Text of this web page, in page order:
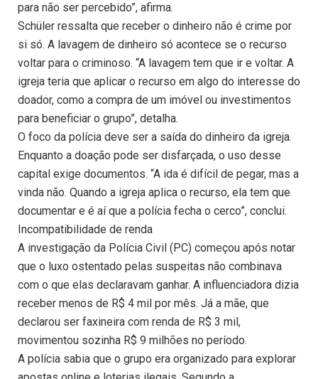
para não ser percebido”, afirma.
Schüler ressalta que receber o dinheiro não é crime por
si só. A lavagem de dinheiro só acontece se o recurso
voltar para o criminoso. “A lavagem tem que ir e voltar. A
igreja teria que aplicar o recurso em algo do interesse do
doador, como a compra de um imóvel ou investimentos
para beneficiar o grupo”, detalha.
O foco da polícia deve ser a saída do dinheiro da igreja.
Enquanto a doação pode ser disfarçada, o uso desse
capital exige documentos. “A ida é difícil de pegar, mas a
vinda não. Quando a igreja aplica o recurso, ela tem que
documentar e é aí que a polícia fecha o cerco”, conclui.
Incompatibilidade de renda
A investigação da Polícia Civil (PC) começou após notar
que o luxo ostentado pelas suspeitas não combinava
com o que elas declaravam ganhar. A influenciadora dizia
receber menos de R$ 4 mil por mês. Já a mãe, que
declarou ser faxineira com renda de R$ 3 mil,
movimentou sozinha R$ 9 milhões no período.
A polícia sabia que o grupo era organizado para explorar